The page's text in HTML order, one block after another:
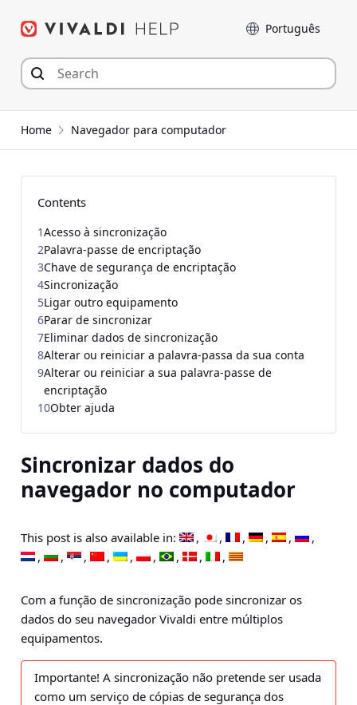
para
conteúdo
Idioma
Home Navegador para computador
Sincronizar dados do
navegador no computador
This post is also available in:
Com a função de sincronização pode sincronizar os
dados do seu navegador Vivaldi entre múltiplos
equipamentos.
Importante! A sincronização não pretende ser usada
como um serviço de cópias de segurança dos
Contents
1Acesso à sincronização
2Palavra-passe de encriptação
3Chave de segurança de encriptação
4Sincronização
5Ligar outro equipamento
6Parar de sincronizar
7Eliminar dados de sincronização
8Alterar ou reiniciar a palavra-passa da sua conta
9Alterar ou reiniciar a sua palavra-passe de
encriptação
10Obter ajuda